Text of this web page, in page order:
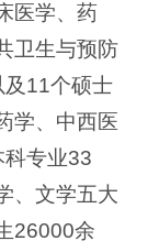
医学、药
卫生与预防
及11个硕士
学、中西医
专业33
、文学五大
26000余